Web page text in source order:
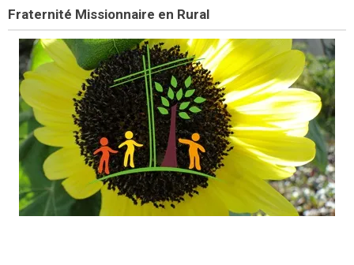
Fraternité Missionnaire en Rural